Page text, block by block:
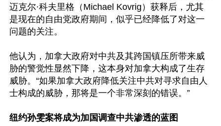
迈克尔·科夫里格（Michael Kovrig）获释后，尤其
是现在的自由党政府期间，似乎已经降低了对这一
问题的关注。
他认为，加拿大政府对中共及其跨国镇压所带来威
胁的警觉性显然下降，这本身对加拿大构成了生存
威胁。“如果加拿大政府降低关注中共对寻求自由人
士构成的威胁，那将是一个非常深刻的错误。”
纽约孙雯案将成为加国调查中共渗透的蓝图